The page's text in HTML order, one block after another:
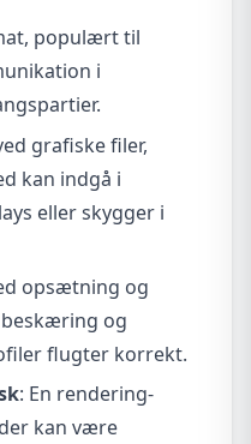
populært til
i
grafiske filer,
kan indgå i
eller skygger i
opsætning og
og
flugter korrekt.
: En rendering-
kan være